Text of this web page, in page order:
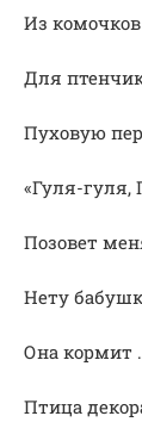
Из
Для
Пуховую
«Гуля-гуля,
Позовет
Нету
Она кормит
Птица